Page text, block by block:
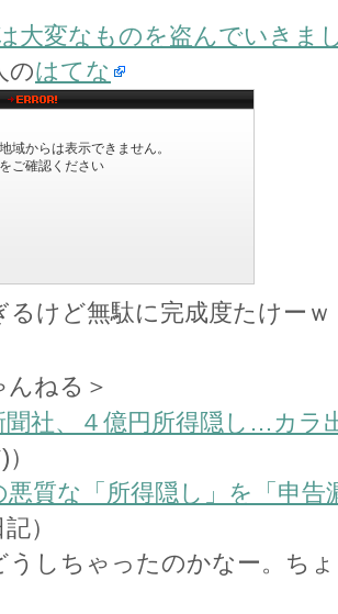
大変なものを盗んでいきま
のはてな
るけど無駄に完成度たけーｗ
んねる＞
聞社、４億円所得隠し…カラ
悪質な「所得隠し」を「申
）
うしちゃったのかなー。ち